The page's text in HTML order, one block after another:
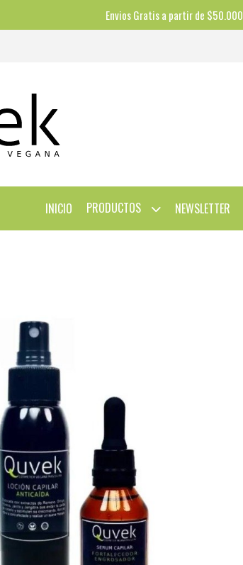
Envios Gratis a partir de $50.000
INICIO PRODUCTOS NEWSLETTER